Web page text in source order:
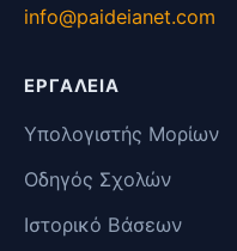
info@paideianet.com
ΕΡΓΑΛΕΊΑ
Υπολογιστής Μορίων
Οδηγός Σχολών
Ιστορικό Βάσεων